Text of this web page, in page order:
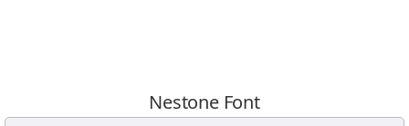
Nestone Font